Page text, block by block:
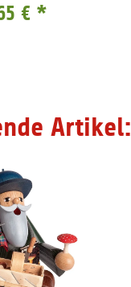
€ *
Artikel: